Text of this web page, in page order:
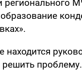
находится
решить